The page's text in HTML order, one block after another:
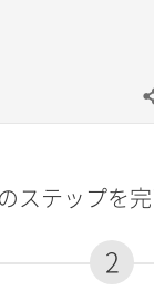
ステップを完
2